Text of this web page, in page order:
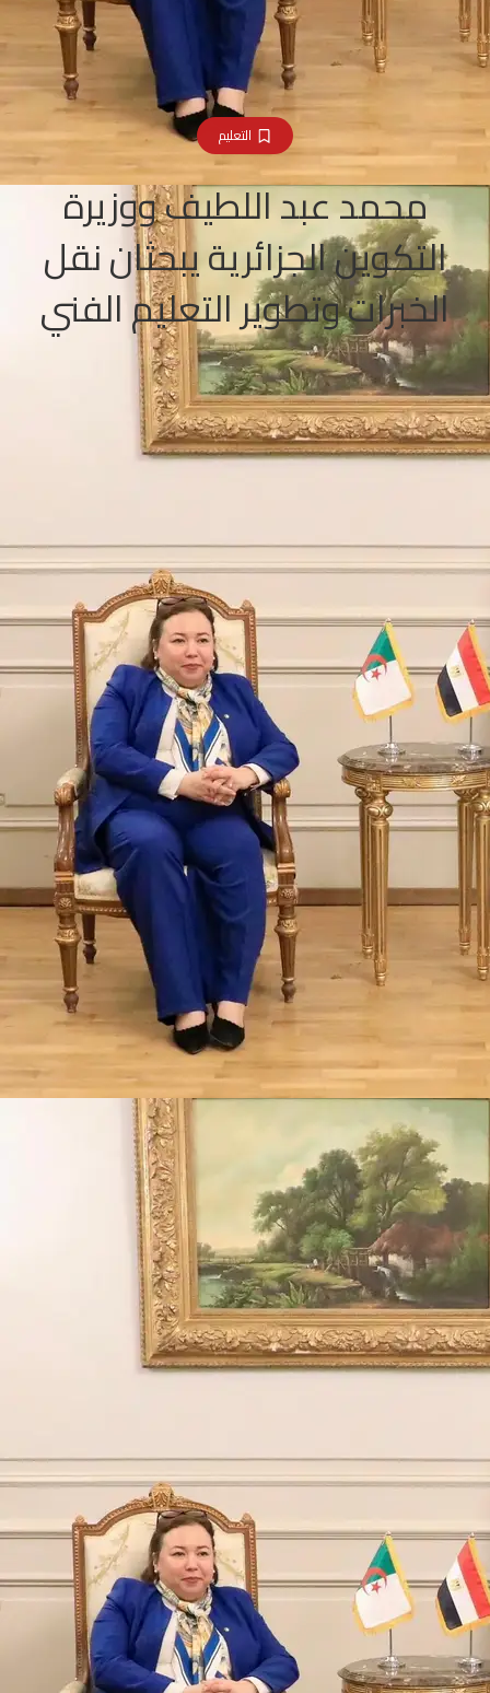
التعليم
محمد عبد اللطيف ووزيرة
التكوين الجزائرية يبحثان نقل
الخبرات وتطوير التعليم الفني